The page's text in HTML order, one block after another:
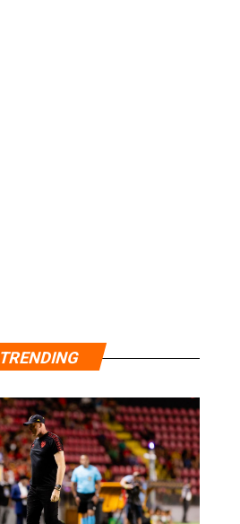
TRENDING